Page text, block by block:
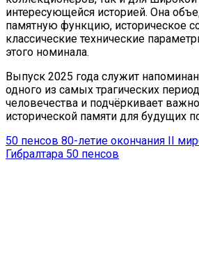
интересующейся историей. Она
памятную функцию, историческое
классические технические
этого номинала.
Выпуск 2025 года служит
одного из самых трагических
человечества и подчёркивает
исторической памяти для будущих
50 пенсов 80-летие окончания II
Гибралтара 50 пенсов